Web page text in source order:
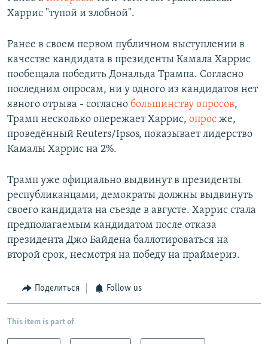
Харрис "тупой и злобной".
Ранее в своем первом публичном выступлении в
качестве кандидата в президенты Камала Харрис
пообещала победить Дональда Трампа. Согласно
последним опросам, ни у одного из кандидатов нет
явного отрыва - согласно большинству опросов,
Трамп несколько опережает Харрис, опрос же,
проведённый Reuters/Ipsos, показывает лидерство
Камалы Харрис на 2%.
Трамп уже официально выдвинут в президенты
республиканцами, демократы должны выдвинуть
своего кандидата на съезде в августе. Харрис стала
предполагаемым кандидатом после отказа
президента Джо Байдена баллотироваться на
второй срок, несмотря на победу на праймериз.
Поделиться Follow us
This item is part of